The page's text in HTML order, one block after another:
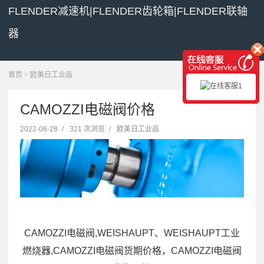
FLENDER减速机|FLENDER齿轮箱|FLENDER联轴
器
展开菜单
首页 > 欧美日工业品
CAMOZZI电磁阀价格
2022-08-28 / 321 次浏览 / 欧美日工业品
CAMOZZI电磁阀,WEISHAUPT、WEISHAUPT工业
燃烧器,CAMOZZI电磁阀货期价格，CAMOZZI电磁阀